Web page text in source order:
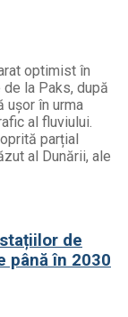
optimist în
la Paks, după
ușor în urma
al fluviului.
parțial
al Dunării, ale
de
până în 2030